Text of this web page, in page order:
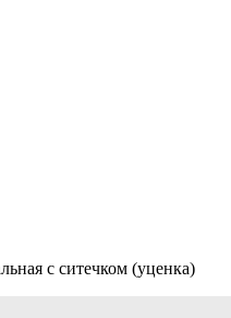
с ситечком (уценка)